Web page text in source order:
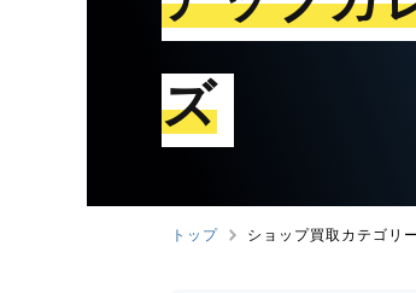
ズ
トップ ショップ買取カテゴリ